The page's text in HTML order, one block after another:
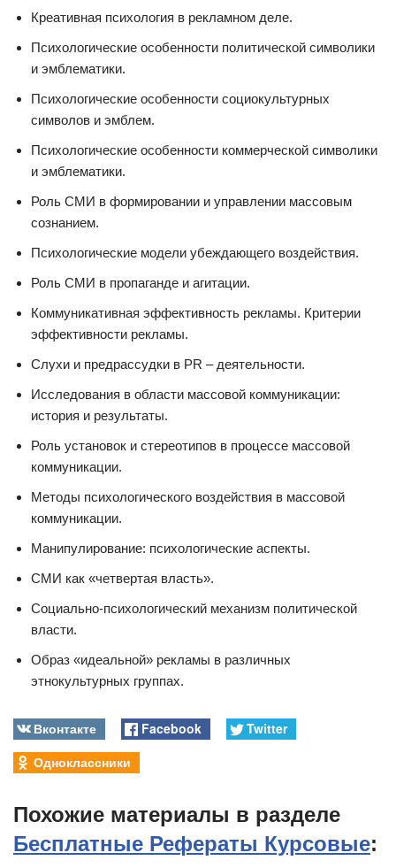
Креативная психология в рекламном деле.
Психологические особенности политической символики
и эмблематики.
Психологические особенности социокультурных
символов и эмблем.
Психологические особенности коммерческой символики
и эмблематики.
Роль СМИ в формировании и управлении массовым
сознанием.
Психологические модели убеждающего воздействия.
Роль СМИ в пропаганде и агитации.
Коммуникативная эффективность рекламы. Критерии
эффективности рекламы.
Слухи и предрассудки в PR – деятельности.
Исследования в области массовой коммуникации:
история и результаты.
Роль установок и стереотипов в процессе массовой
коммуникации.
Методы психологического воздействия в массовой
коммуникации.
Манипулирование: психологические аспекты.
СМИ как «четвертая власть».
Социально-психологический механизм политической
власти.
Образ «идеальной» рекламы в различных
этнокультурных группах.
Вконтакте Facebook
Twitter
Одноклассники
Похожие материалы в разделе
Бесплатные Рефераты Курсовые: